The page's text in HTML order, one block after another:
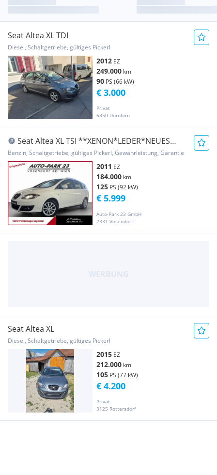
Seat Altea XL TDI
Diesel, Schaltgetriebe, gültiges Pickerl
2012 EZ
249.000 km
90 PS (66 kW)
Privat
6850 Dornbirn
€ 3.000
Seat Altea XL TSI **XENON*LEDER*NEUES
PICKERL 10/2027
Benzin, Schaltgetriebe, gültiges Pickerl, Gewährleistung, Garantie
2011 EZ
184.000 km
125 PS (92 kW)
Auto-Park 23 GmbH
2331 Vösendorf
€ 5.999
Seat Altea XL
Diesel, Schaltgetriebe, gültiges Pickerl
2015 EZ
212.000 km
105 PS (77 kW)
Privat
3125 Rottersdorf
€ 4.200